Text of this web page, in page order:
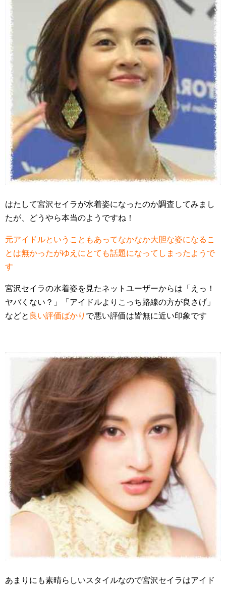
はたして宮沢セイラが水着姿になったのか調査してみまし
たが、どうやら本当のようですね！
元アイドルということもあってなかなか大胆な姿になるこ
とは無かったがゆえにとても話題になってしまったようで
す
宮沢セイラの水着姿を見たネットユーザーからは「えっ！
ヤバくない？」「アイドルよりこっち路線の方が良さげ」
などと 良い評価ばかり で悪い評価は皆無に近い印象です
あまりにも素晴らしいスタイルなので宮沢セイラはアイド